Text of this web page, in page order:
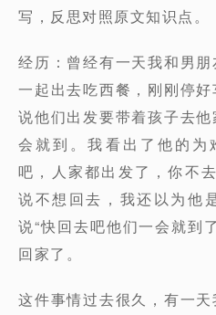
写，反思对照原文知识点。
经历：曾经有一天我和男
一起出去吃西餐，刚刚停
说他们出发要带着孩子去
会就到。我看出了他的为
吧，人家都出发了，你不
说不想回去，我还以为他
说“快回去吧他们一会就到
回家了。
这件事情过去很久，有一